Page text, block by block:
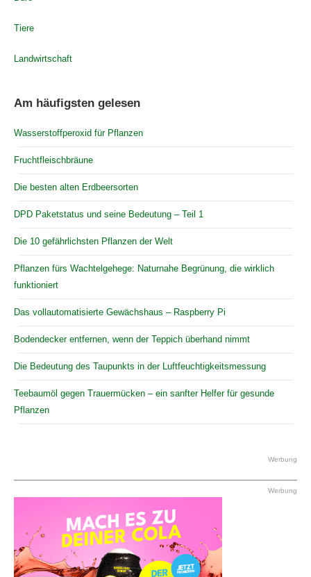
Tiere
Landwirtschaft
Am häufigsten gelesen
Wasserstoffperoxid für Pflanzen
Fruchtfleischbräune
Die besten alten Erdbeersorten
DPD Paketstatus und seine Bedeutung – Teil 1
Die 10 gefährlichsten Pflanzen der Welt
Pflanzen fürs Wachtelgehege: Naturnahe Begrünung, die wirklich
funktioniert
Das vollautomatisierte Gewächshaus – Raspberry Pi
Bodendecker entfernen, wenn der Teppich überhand nimmt
Die Bedeutung des Taupunkts in der Luftfeuchtigkeitsmessung
Teebaumöl gegen Trauermücken – ein sanfter Helfer für gesunde
Pflanzen
Werbung
Werbung